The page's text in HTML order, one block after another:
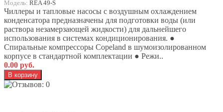
Модель: REA 49-S
Чиллеры и тапловые насосы с воздушным охлаждением
конденсатора предназначены для подготовки воды (или
раствора незамерзающей жидкости) для дальнейшего
использования в системах кондиционирования. ●
Спиральные компрессоры Copeland в шумоизолированном
корпусе в стандартной комплектации ● Режи..
0.00 руб.